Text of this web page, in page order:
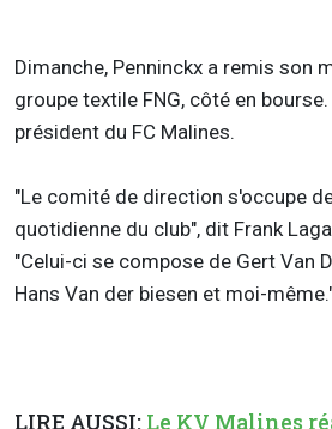
Dimanche, Penninckx a remis son
groupe textile FNG, côté en
président du FC Malines.
"Le comité de direction s'occupe
quotidienne du club", dit Frank
"Celui-ci se compose de Gert Van
Hans Van der biesen et moi-
LIRE AUSSI: Le KV Malines